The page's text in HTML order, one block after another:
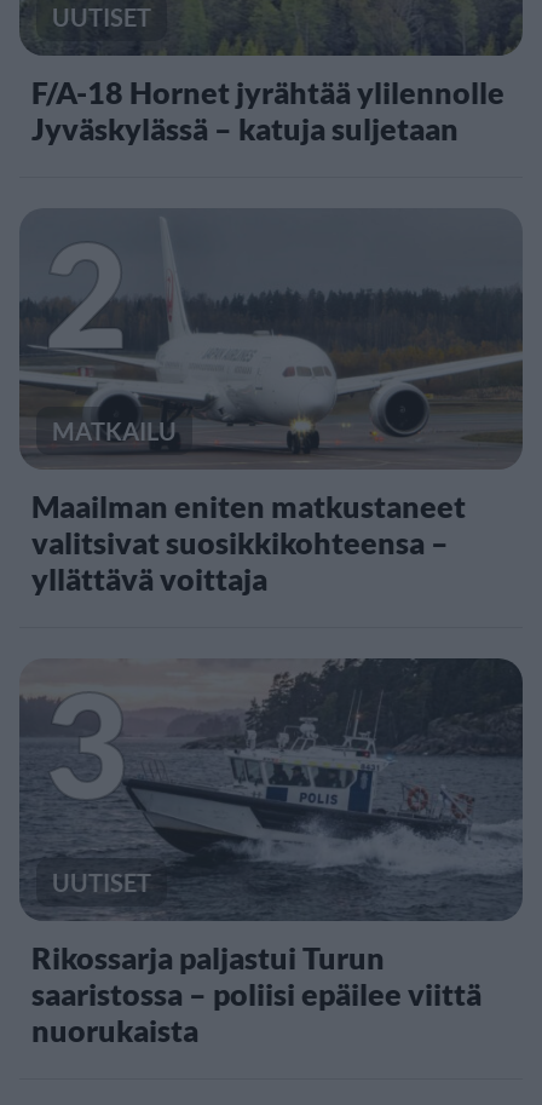
UUTISET
F/A-18 Hornet jyrähtää ylilennolle
Jyväskylässä – katuja suljetaan
2
MATKAILU
Maailman eniten matkustaneet
valitsivat suosikkikohteensa –
yllättävä voittaja
3
UUTISET
Rikossarja paljastui Turun
saaristossa – poliisi epäilee viittä
nuorukaista